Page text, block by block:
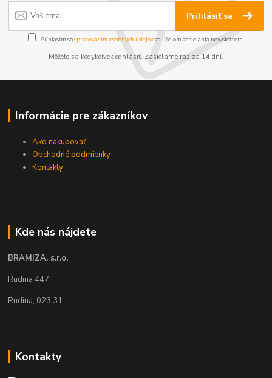
Prihlásiť sa
Súhlasím sospracovaním osobných údajov za účelom zasielania newslettera.
Môžete sa kedykoľvek odhlásiť. Zasielame raz za 14 dní.
Informácie pre zákazníkov
Ako nakupovať
Obchodné podmienky
Kontakty
Kde nás nájdete
BRAMIZA, s.r.o.
Rudina 447
Rudina, 023 31
Kontakty